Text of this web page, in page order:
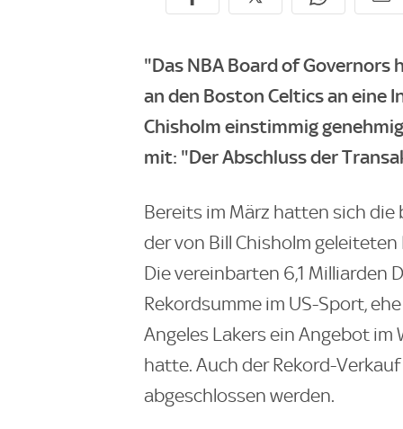
"Das NBA Board of
an den Boston Celtics an eine
Chisholm einstimmig
mit: "Der Abschluss der
Bereits im März hatten sich
der von Bill Chisholm
Die vereinbarten 6,1 Milliarden
Rekordsumme im US-Sport,
Angeles Lakers ein Angebot im
hatte. Auch der Rekord-
abgeschlossen werden.